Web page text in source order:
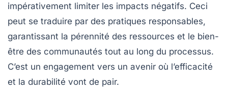
impérativement limiter les impacts négatifs. Ceci
peut se traduire par des pratiques responsables,
garantissant la pérennité des ressources et le bien-
être des communautés tout au long du processus.
C’est un engagement vers un avenir où l’efficacité
et la durabilité vont de pair.